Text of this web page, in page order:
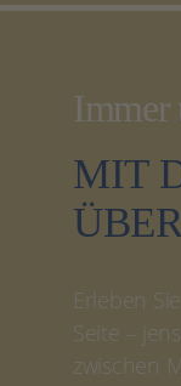
Immer
MIT
Erleben
Seite –
zwischen